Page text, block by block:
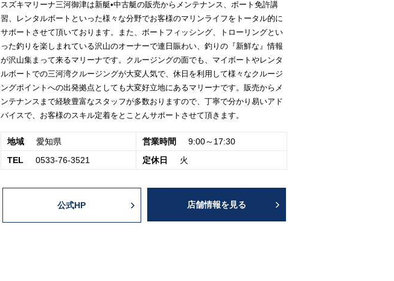
スズキマリーナ三河御津は新艇•中古艇の販売からメンテナンス、ボート免許講
習、レンタルボートといった様々な分野でお客様のマリンライフをトータル的に
サポートさせて頂いております。また、ボートフィッシング、トローリングとい
った釣りを楽しまれている沢山のオーナーで連日賑わい、釣りの『新鮮な』情報
が沢山集まって来るマリーナです。クルージングの面でも、マイボートやレンタ
ルボートでの三河湾クルージングが大変人気で、休日を利用して様々なクルージ
ングポイントへの出発拠点としても大変好立地にあるマリーナです。販売からメ
ンテナンスまで経験豊富なスタッフが多数おりますので、丁寧で分かり易いアド
バイスで、お客様のスキル定着をとことんサポートさせて頂きます。
地域 愛知県 営業時間
9:00～17:30
TEL
0533-76-3521 定休日 火
公式HP 店舗情報を見る